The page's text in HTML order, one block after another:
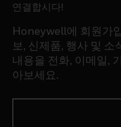
연결합시다!
Honeywell에 회원가
보, 신제품, 행사 및 소
내용을 전화, 이메일,
아보세요.